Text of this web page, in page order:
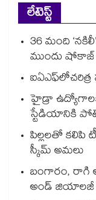
లేటెస్ట్
36 మంది
ముందు షోకాజ్
హైడ్రా
స్టేడియానికి
పిల్లలతో కలిపి
స్కీమ్ అమలు
బంగారం, రాగి
అండ్ జియాలజీ